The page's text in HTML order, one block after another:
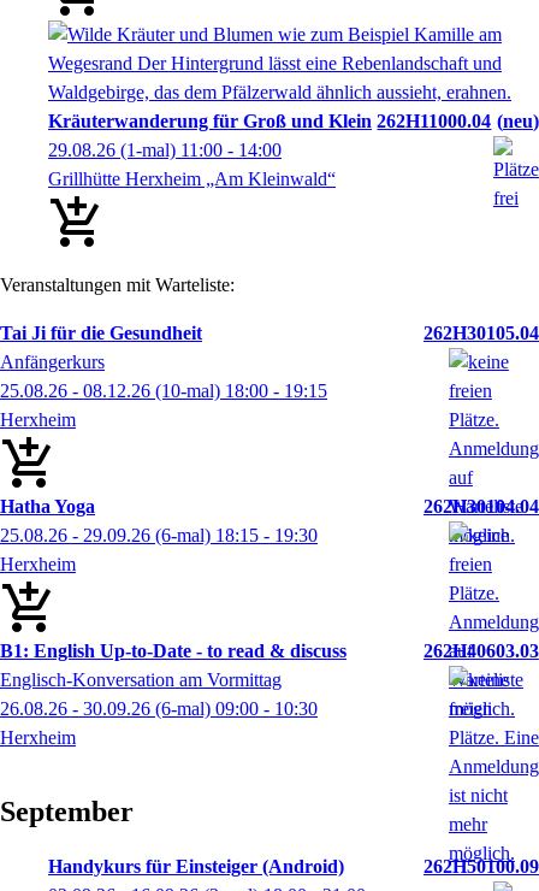
Kräuterwanderung für Groß und Klein 262H11000.04 neu
29.08.26 (1-mal) 11:00 - 14:00
Grillhütte Herxheim „Am Kleinwald“
Veranstaltungen mit Warteliste:
Tai Ji für die Gesundheit
262H30105.04
Anfängerkurs
25.08.26 - 08.12.26 (10-mal) 18:00 - 19:15
Herxheim
Hatha Yoga
262H30104.04
25.08.26 - 29.09.26 (6-mal) 18:15 - 19:30
Herxheim
B1: English Up-to-Date - to read & discuss
262H40603.03
Englisch-Konversation am Vormittag
26.08.26 - 30.09.26 (6-mal) 09:00 - 10:30
Herxheim
September
Handykurs für Einsteiger (Android)
262H50100.09